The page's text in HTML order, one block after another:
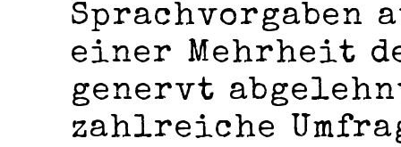
Sprachvorgaben
einer Mehrheit
genervt
zahlreiche